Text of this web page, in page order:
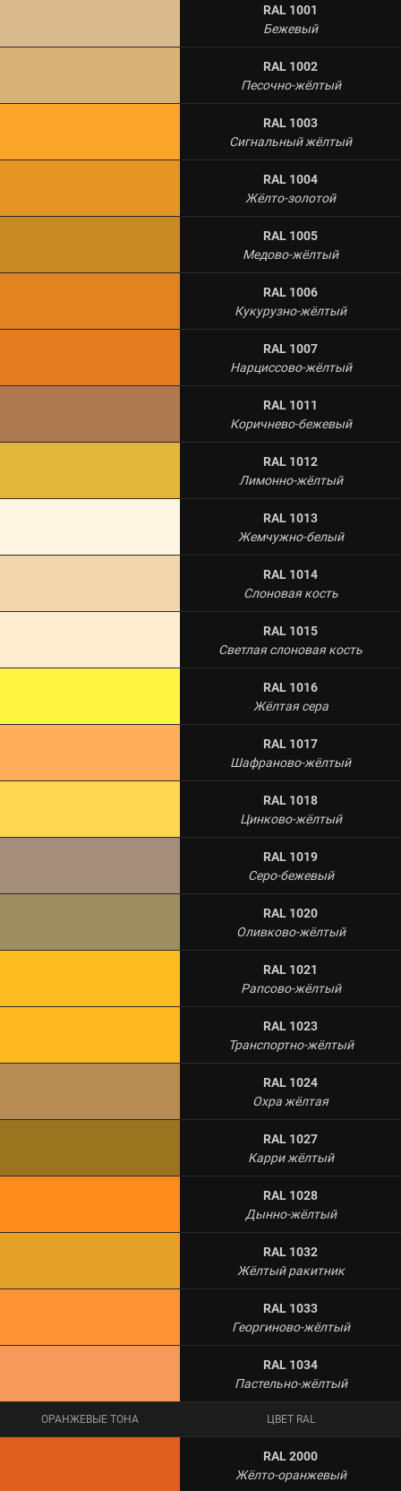
RAL 1001
Бежевый
RAL 1002
Песочно-жёлтый
RAL 1003
Сигнальный жёлтый
RAL 1004
Жёлто-золотой
RAL 1005
Медово-жёлтый
RAL 1006
Кукурузно-жёлтый
RAL 1007
Нарциссово-жёлтый
RAL 1011
Коричнево-бежевый
RAL 1012
Лимонно-жёлтый
RAL 1013
Жемчужно-белый
RAL 1014
Слоновая кость
RAL 1015
Светлая слоновая кость
RAL 1016
Жёлтая сера
RAL 1017
Шафраново-жёлтый
RAL 1018
Цинково-жёлтый
RAL 1019
Серо-бежевый
RAL 1020
Оливково-жёлтый
RAL 1021
Рапсово-жёлтый
RAL 1023
Транспортно-жёлтый
RAL 1024
Охра жёлтая
RAL 1027
Карри жёлтый
RAL 1028
Дынно-жёлтый
RAL 1032
Жёлтый ракитник
RAL 1033
Георгиново-жёлтый
RAL 1034
Пастельно-жёлтый
ОРАНЖЕВЫЕ ТОНА ЦВЕТ RAL
RAL 2000
Жёлто-оранжевый